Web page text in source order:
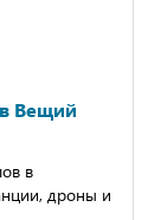
Вещий
в
дроны и